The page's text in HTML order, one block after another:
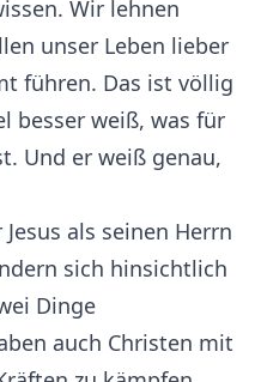
Wir lehnen
unser Leben lieber
führen. Das ist völlig
besser weiß, was für
Und er weiß genau,
als seinen Herrn
sich hinsichtlich
Dinge
auch Christen mit